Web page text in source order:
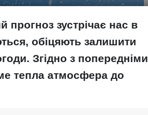
прогноз зустрічає нас в
обіцяють залишити
Згідно з попередніми
тепла атмосфера до